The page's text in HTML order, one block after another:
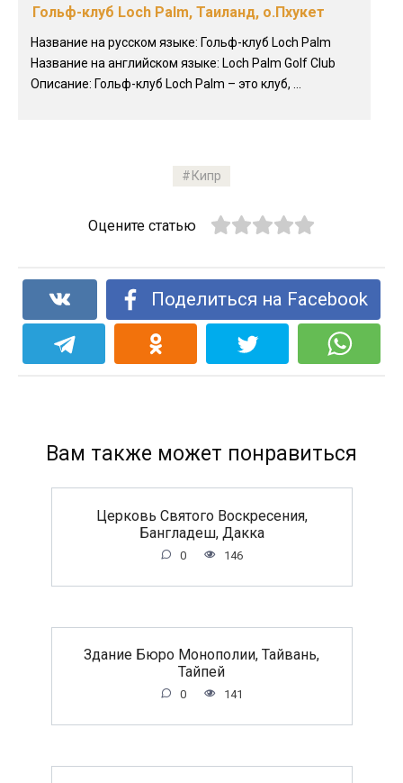
Гольф-клуб Loch Palm, Таиланд, о.Пхукет
Название на русском языке: Гольф-клуб Loch Palm
Название на английском языке: Loch Palm Golf Club
Описание: Гольф-клуб Loch Palm – это клуб, ...
Кипр
Оцените статью
Поделиться на Facebook
Вам также может понравиться
Церковь Святого Воскресения,
Бангладеш, Дакка
0 146
Здание Бюро Монополии, Тайвань,
Тайпей
0 141